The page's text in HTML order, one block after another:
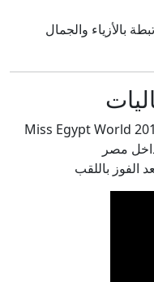
بالأزياء والجمال
مصر
الفوز باللقب